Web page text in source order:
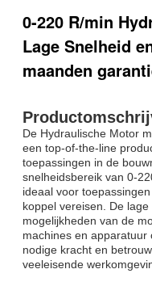
0-220 R/min
Lage Snelheid
maanden
De Hydraulische Motor
een top-of-the-line
toepassingen in de
snelheidsbereik van 0-
ideaal voor
koppel vereisen. De
mogelijkheden van de
machines en
nodige kracht en
veeleisende